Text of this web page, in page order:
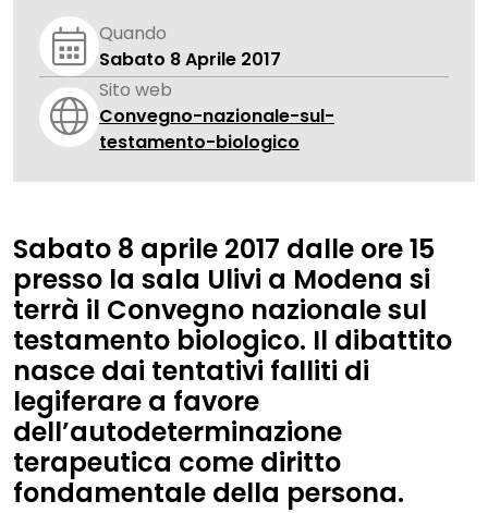
Quando
Sabato 8 Aprile 2017
Sito web
Convegno-nazionale-sul-
testamento-biologico
Sabato 8 aprile 2017 dalle ore 15
presso la sala Ulivi a Modena si
terrà il Convegno nazionale sul
testamento biologico. Il dibattito
nasce dai tentativi falliti di
legiferare a favore
dell’autodeterminazione
terapeutica come diritto
fondamentale della persona.